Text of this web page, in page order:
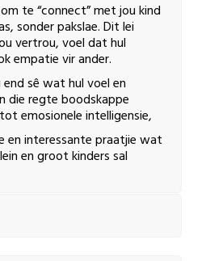
te “connect” met jou kind
sonder pakslae. Dit lei
vertrou, voel dat hul
empatie vir ander.
sê wat hul voel en
die regte boodskappe
emosionele intelligensie,
en interessante praatjie wat
en groot kinders sal